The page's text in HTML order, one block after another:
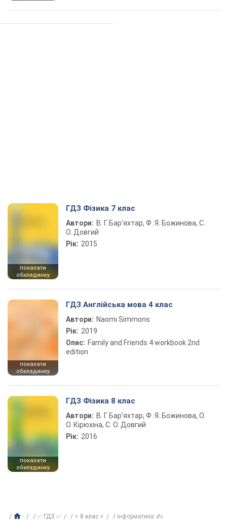
показати
обкладинку
ГДЗ Фізика 7 клас
Автори: В. Г. Бар’яхтар, Ф. Я. Божинова, С.
О. Довгий
Рік: 2015
показати
обкладинку
ГДЗ Англійська мова 4 клас
Автори: Naomi Simmons
Рік: 2019
Опис: Family and Friends 4 workbook 2nd
edition
показати
обкладинку
ГДЗ Фізика 8 клас
Автори: В. Г. Бар’яхтар, Ф. Я. Божинова, О.
О. Кірюхіна, С. О. Довгий
Рік: 2016
✅ ГДЗ ✅ ⚡ 8 клас ⚡ Інформатика ✍